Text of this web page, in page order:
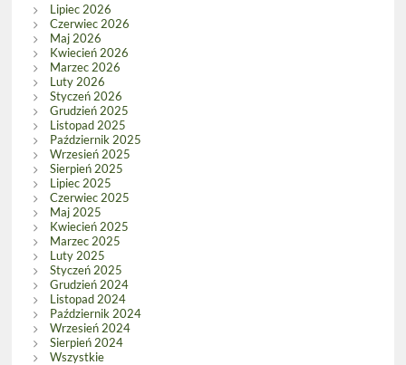
Lipiec 2026
Czerwiec 2026
Maj 2026
Kwiecień 2026
Marzec 2026
Luty 2026
Styczeń 2026
Grudzień 2025
Listopad 2025
Październik 2025
Wrzesień 2025
Sierpień 2025
Lipiec 2025
Czerwiec 2025
Maj 2025
Kwiecień 2025
Marzec 2025
Luty 2025
Styczeń 2025
Grudzień 2024
Listopad 2024
Październik 2024
Wrzesień 2024
Sierpień 2024
Wszystkie